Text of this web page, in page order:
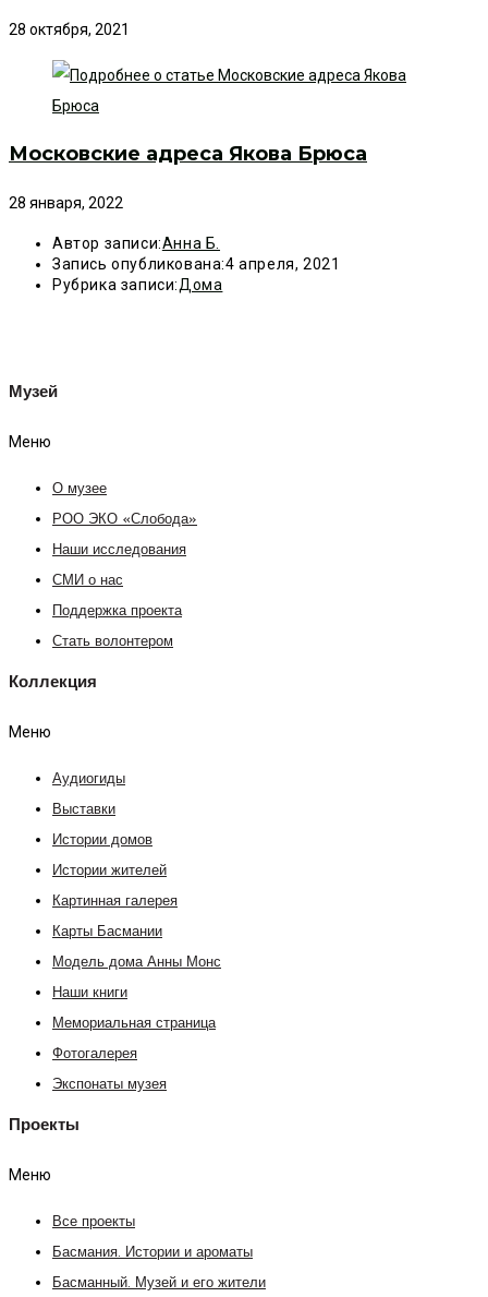
28 октября, 2021
Московские адреса Якова Брюса
28 января, 2022
Автор записи:Анна Б.
Запись опубликована:4 апреля, 2021
Рубрика записи:Дома
Музей
Меню
О музее
РОО ЭКО «Слобода»
Наши исследования
СМИ о нас
Поддержка проекта
Стать волонтером
Коллекция
Меню
Аудиогиды
Выставки
Истории домов
Истории жителей
Картинная галерея
Карты Басмании
Модель дома Анны Монс
Наши книги
Мемориальная страница
Фотогалерея
Экспонаты музея
Проекты
Меню
Все проекты
Басмания. Истории и ароматы
Басманный. Музей и его жители